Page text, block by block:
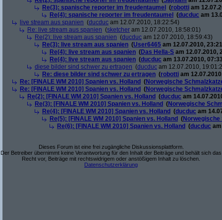
Re(3): spanische reporter im freudentaumel
(robotti am
Re(4): spanische reporter im freudentaumel
(ducduc am
live stream aus spanien (ducduc am 12.07.2010, 18:22:54)
Re: live stream aus spanien (sketcher am 12.07.2010, 18:58:01)
Re(2): live stream aus spanien (ducduc am 12.07.2010, 18:59:43)
Re(3): live stream aus spanien (User6465 am 12.07.2010,
Re(4): live stream aus spanien (Das Hella-S am 12.07.2010,
Re(4): live stream aus spanien (ducduc am 13.07.2010,
diese bilder sind schwer zu ertragen (ducduc am 12.07.2010,
Re: diese bilder sind schwer zu ertragen (robotti am
Re: [FINALE WM 2010] Spanien vs. Holland (Norwegische
Re: [FINALE WM 2010] Spanien vs. Holland (Norwegische
Re(2): [FINALE WM 2010] Spanien vs. Holland (ducduc am
Re(3): [FINALE WM 2010] Spanien vs. Holland (Norwegische
Re(4): [FINALE WM 2010] Spanien vs. Holland (ducduc am
Re(5): [FINALE WM 2010] Spanien vs. Holland (
Re(6): [FINALE WM 2010] Spanien vs. Holland (ducduc
Dieses Forum ist eine frei zugängliche Diskussionsplattform.
Der Betreiber übernimmt keine Verantwortung für den Inhalt der Beiträge und behält sich das
Recht vor, Beiträge mit rechtswidrigem oder anstößigem Inhalt zu löschen.
Datenschutzerklärung